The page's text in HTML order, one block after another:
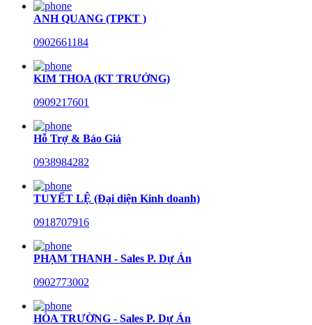
ANH QUANG (TPKT )
0902661184
KIM THOA (KT TRƯỞNG)
0909217601
Hỗ Trợ & Báo Giá
0938984282
TUYẾT LỆ (Đại diện Kinh doanh)
0918707916
PHẠM THANH - Sales P. Dự Án
0902773002
HÒA TRƯỜNG - Sales P. Dự Án